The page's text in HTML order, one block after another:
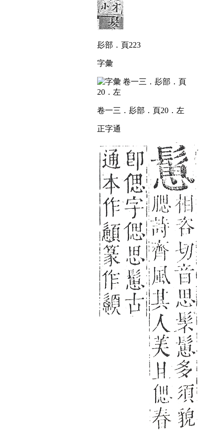
髟部．頁223
字彙
卷一三．髟部．頁20．左
正字通